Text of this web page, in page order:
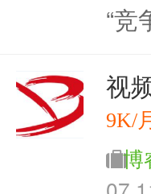
“竞
视
9K/
博